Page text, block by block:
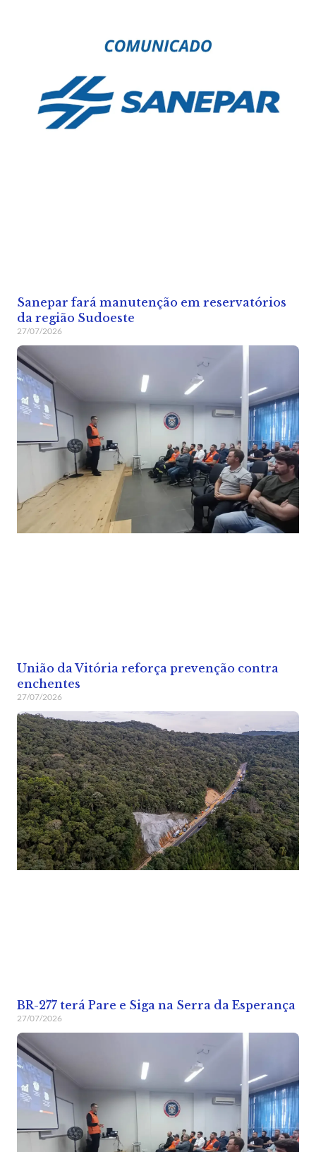
Sanepar fará manutenção em reservatórios
da região Sudoeste
27/07/2026
União da Vitória reforça prevenção contra
enchentes
27/07/2026
BR-277 terá Pare e Siga na Serra da Esperança
27/07/2026